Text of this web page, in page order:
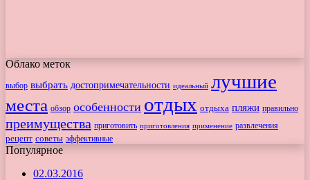
Облако меток
выбор выбрать достопримечательности идеальный лучшие
места обзор особенности отдых отдыха пляжи правильно
преимущества приготовить приготовления применение развлечения
рецепт советы эффективные
Популярное
02.03.2016